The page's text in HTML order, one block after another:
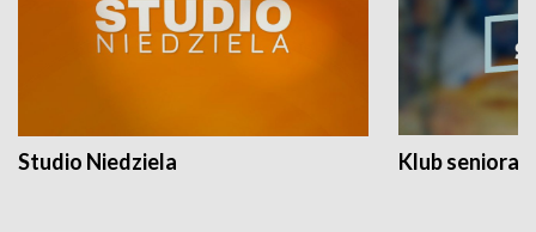
Studio Niedziela Klub seniora